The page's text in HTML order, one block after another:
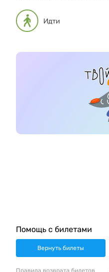
Идти
Помощь с билетами
Вернуть билеты
Правила возврата билетов